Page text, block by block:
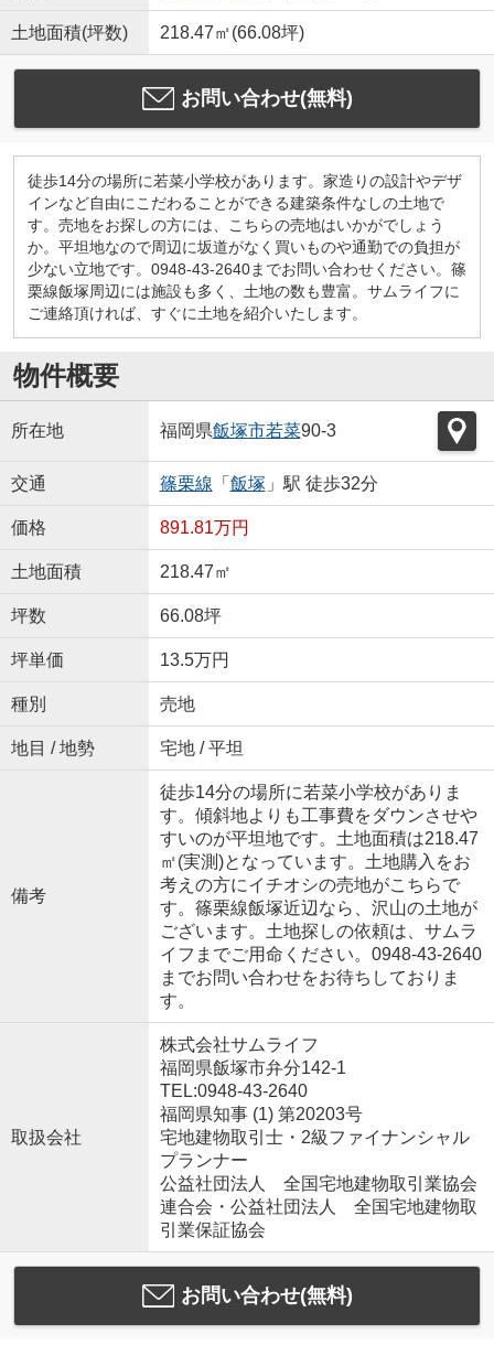
土地面積(坪数) 218.47㎡(66.08坪)
お問い合わせ(無料)
徒歩14分の場所に若菜小学校があります。家造りの設計やデザ
インなど自由にこだわることができる建築条件なしの土地で
す。売地をお探しの方には、こちらの売地はいかがでしょう
か。平坦地なので周辺に坂道がなく買いものや通勤での負担が
少ない立地です。0948-43-2640までお問い合わせください。篠
栗線飯塚周辺には施設も多く、土地の数も豊富。サムライフに
ご連絡頂ければ、すぐに土地を紹介いたします。
物件概要
所在地 福岡県飯塚市若菜90-3
交通 篠栗線 「 飯塚 」駅 徒歩32分
価格 891.81万円
土地面積 218.47㎡
坪数 66.08坪
坪単価 13.5万円
種別 売地
地目 / 地勢 宅地 / 平坦
備考
徒歩14分の場所に若菜小学校がありま
す。傾斜地よりも工事費をダウンさせや
すいのが平坦地です。土地面積は218.47
㎡(実測)となっています。土地購入をお
考えの方にイチオシの売地がこちらで
す。篠栗線飯塚近辺なら、沢山の土地が
ございます。土地探しの依頼は、サムラ
イフまでご用命ください。0948-43-2640
までお問い合わせをお待ちしておりま
す。
取扱会社
株式会社サムライフ
福岡県飯塚市弁分142-1
TEL:0948-43-2640
福岡県知事 (1) 第20203号
宅地建物取引士・2級ファイナンシャル
プランナー
公益社団法人 全国宅地建物取引業協会
連合会・公益社団法人 全国宅地建物取
引業保証協会
お問い合わせ(無料)